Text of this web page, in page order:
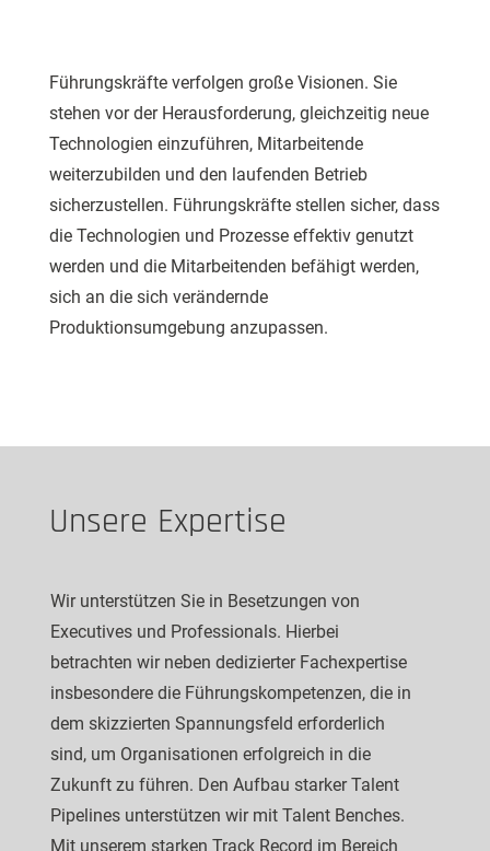
Führungskräfte verfolgen große Visionen. Sie
stehen vor der Herausforderung, gleichzeitig neue
Technologien einzuführen, Mitarbeitende
weiterzubilden und den laufenden Betrieb
sicherzustellen. Führungskräfte stellen sicher, dass
die Technologien und Prozesse effektiv genutzt
werden und die Mitarbeitenden befähigt werden,
sich an die sich verändernde
Produktionsumgebung anzupassen.
Unsere Expertise
Wir unterstützen Sie in Besetzungen von
Executives und Professionals. Hierbei
betrachten wir neben dedizierter Fachexpertise
insbesondere die Führungskompetenzen, die in
dem skizzierten Spannungsfeld erforderlich
sind, um Organisationen erfolgreich in die
Zukunft zu führen. Den Aufbau starker Talent
Pipelines unterstützen wir mit Talent Benches.
Mit unserem starken Track Record im Bereich